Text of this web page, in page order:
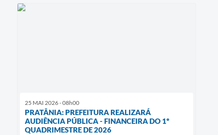
25 MAI 2026 - 08h00
PRATÂNIA: PREFEITURA REALIZARÁ
AUDIÊNCIA PÚBLICA - FINANCEIRA DO 1º
QUADRIMESTRE DE 2026